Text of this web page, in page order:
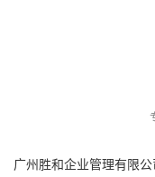
广州胜和企业管理有限